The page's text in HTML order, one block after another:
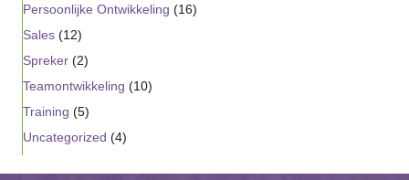
Persoonlijke Ontwikkeling (16)
Sales (12)
Spreker (2)
Teamontwikkeling (10)
Training (5)
Uncategorized (4)